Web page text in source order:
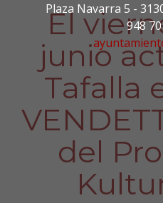
Plaza Navarra 5 -
948
El
junio
Tafalla
del